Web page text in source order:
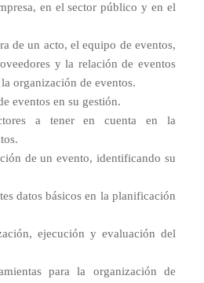
en el sector público y en el
de un acto, el equipo de eventos,
y la relación de eventos
organización de eventos.
eventos en su gestión.
a tener en cuenta en la
de un evento, identificando su
datos básicos en la planificación
ejecución y evaluación del
para la organización de